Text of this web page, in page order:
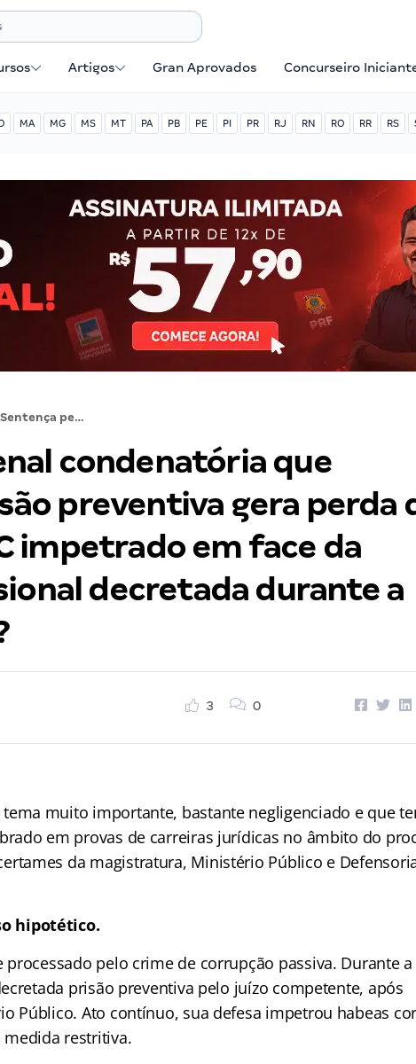
Artigos Gran Aprovados Concurseiro
MA MG MS MT PA PB PE PI PR RJ RN RO RR RS
Sentença penal condenatória que mantém prisão preventiva gera perda de objeto do HC impetrado em face da cautelar prisional decretada durante a persecução?
condenatória que
preventiva gera perda
impetrado em face da
decretada durante a
3 0
muito importante, bastante negligenciado e que
em provas de carreiras jurídicas no âmbito do
da magistratura, Ministério Público e
hipotético.
pelo crime de corrupção passiva. Durante a
prisão preventiva pelo juízo competente, após
Público. Ato contínuo, sua defesa impetrou habeas
medida restritiva.